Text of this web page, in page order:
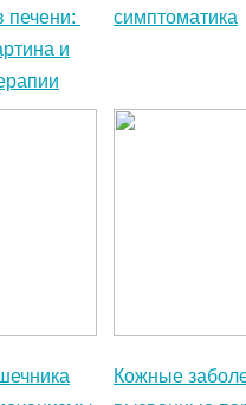
печени:
и
симптоматика
Кожные